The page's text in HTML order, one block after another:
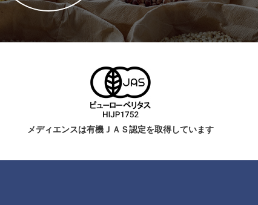
メディエンスは有機ＪＡＳ認定を取得しています